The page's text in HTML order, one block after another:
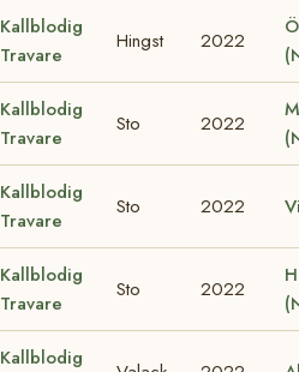
Kallblodig
Travare
Hingst 2022
Kallblodig
Travare
Sto 2022
Kallblodig
Travare
Sto 2022
Kallblodig
Travare
Sto 2022
Kallblodig